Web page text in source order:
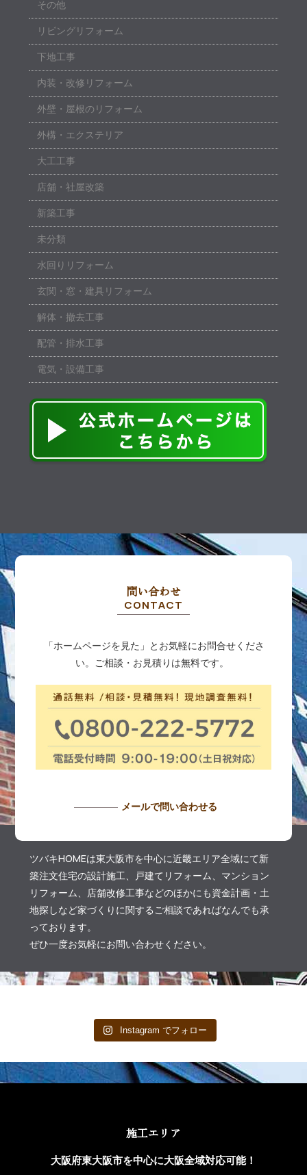
その他
リビングリフォーム
下地工事
内装・改修リフォーム
外壁・屋根のリフォーム
外構・エクステリア
大工工事
店舗・社屋改築
新築工事
未分類
水回りリフォーム
玄関・窓・建具リフォーム
解体・撤去工事
配管・排水工事
電気・設備工事
問い合わせ
CONTACT
「ホームページを見た」とお気軽にお問合せくださ
い。ご相談・お見積りは無料です。
メールで問い合わせる
ツバキHOMEは東大阪市を中心に近畿エリア全域にて新
築注文住宅の設計施工、戸建てリフォーム、マンション
リフォーム、店舗改修工事などのほかにも資金計画・土
地探しなど家づくりに関するご相談であればなんでも承
っております。
ぜひ一度お気軽にお問い合わせください。
Instagram でフォロー
施工エリア
大阪府東大阪市を中心に大阪全域対応可能！